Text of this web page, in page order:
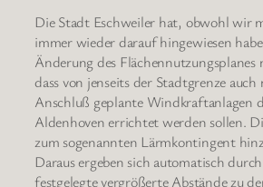
Die Stadt Eschweiler hat, obwohl wir
immer wieder darauf hingewiesen
Änderung des Flächennutzungsplanes
dass von jenseits der Stadtgrenze
Anschluß geplante Windkraftanlagen
Aldenhoven errichtet werden sollen.
zum sogenannten Lärmkontingent
Daraus ergeben sich automatisch
festgelegte vergrößerte Abstände zu